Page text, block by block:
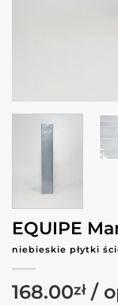
EQUIPE
niebieskie płytki
168.00zł